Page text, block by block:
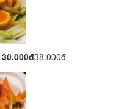
30.000đ38.000đ